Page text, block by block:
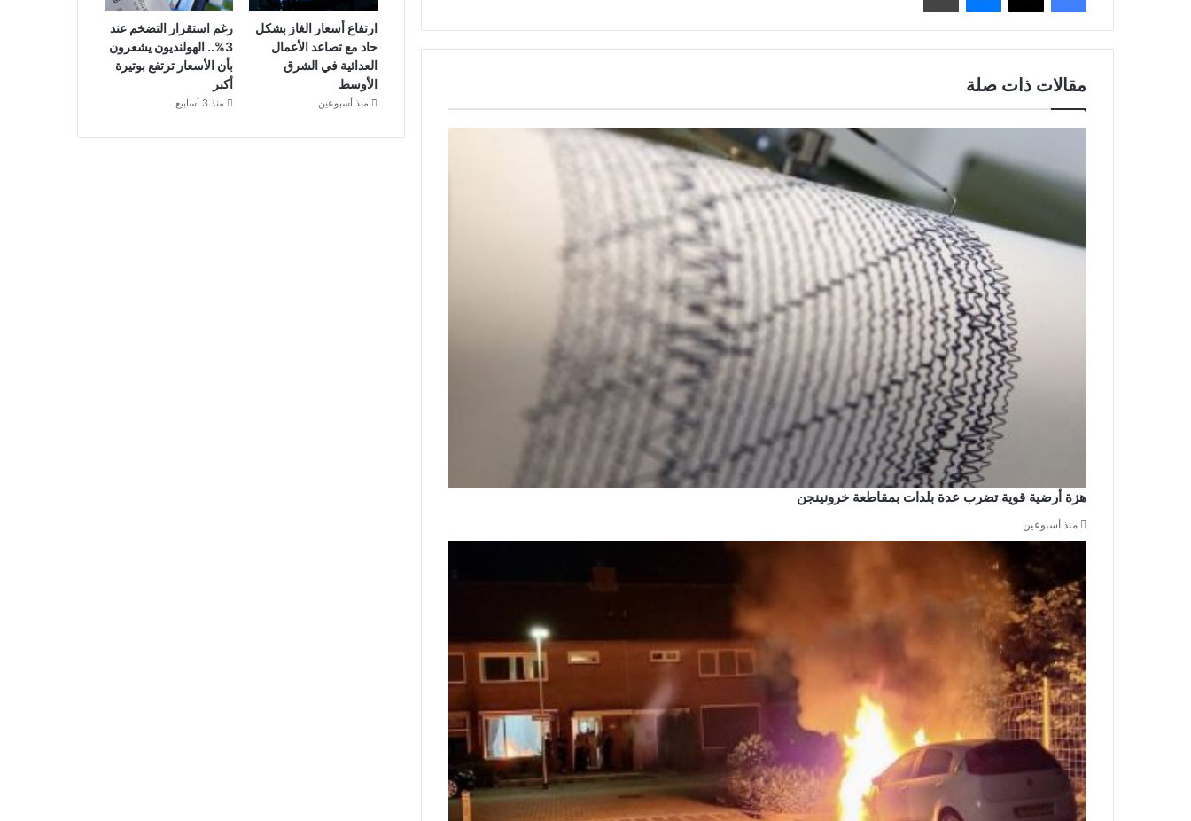
مقالات ذات صلة
هزة أرضية قوية تضرب عدة بلدات بمقاطعة خرونينجن
منذ أسبوعين
ارتفاع أسعار الغاز بشكل
حاد مع تصاعد الأعمال
العدائية في الشرق
الأوسط
منذ أسبوعين
رغم استقرار التضخم عند
3%.. الهولنديون يشعرون
بأن الأسعار ترتفع بوتيرة
أكبر
منذ 3 أسابيع